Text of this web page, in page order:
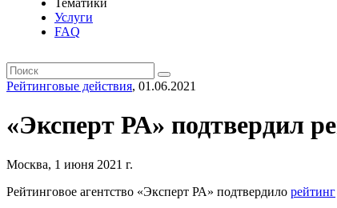
Услуги
FAQ
Рейтинговые действия, 01.06.2021
«Эксперт РА»
Москва, 1 июня 2021 г.
Рейтинговое агентство «Эксперт РА» подтвердило рейтинг